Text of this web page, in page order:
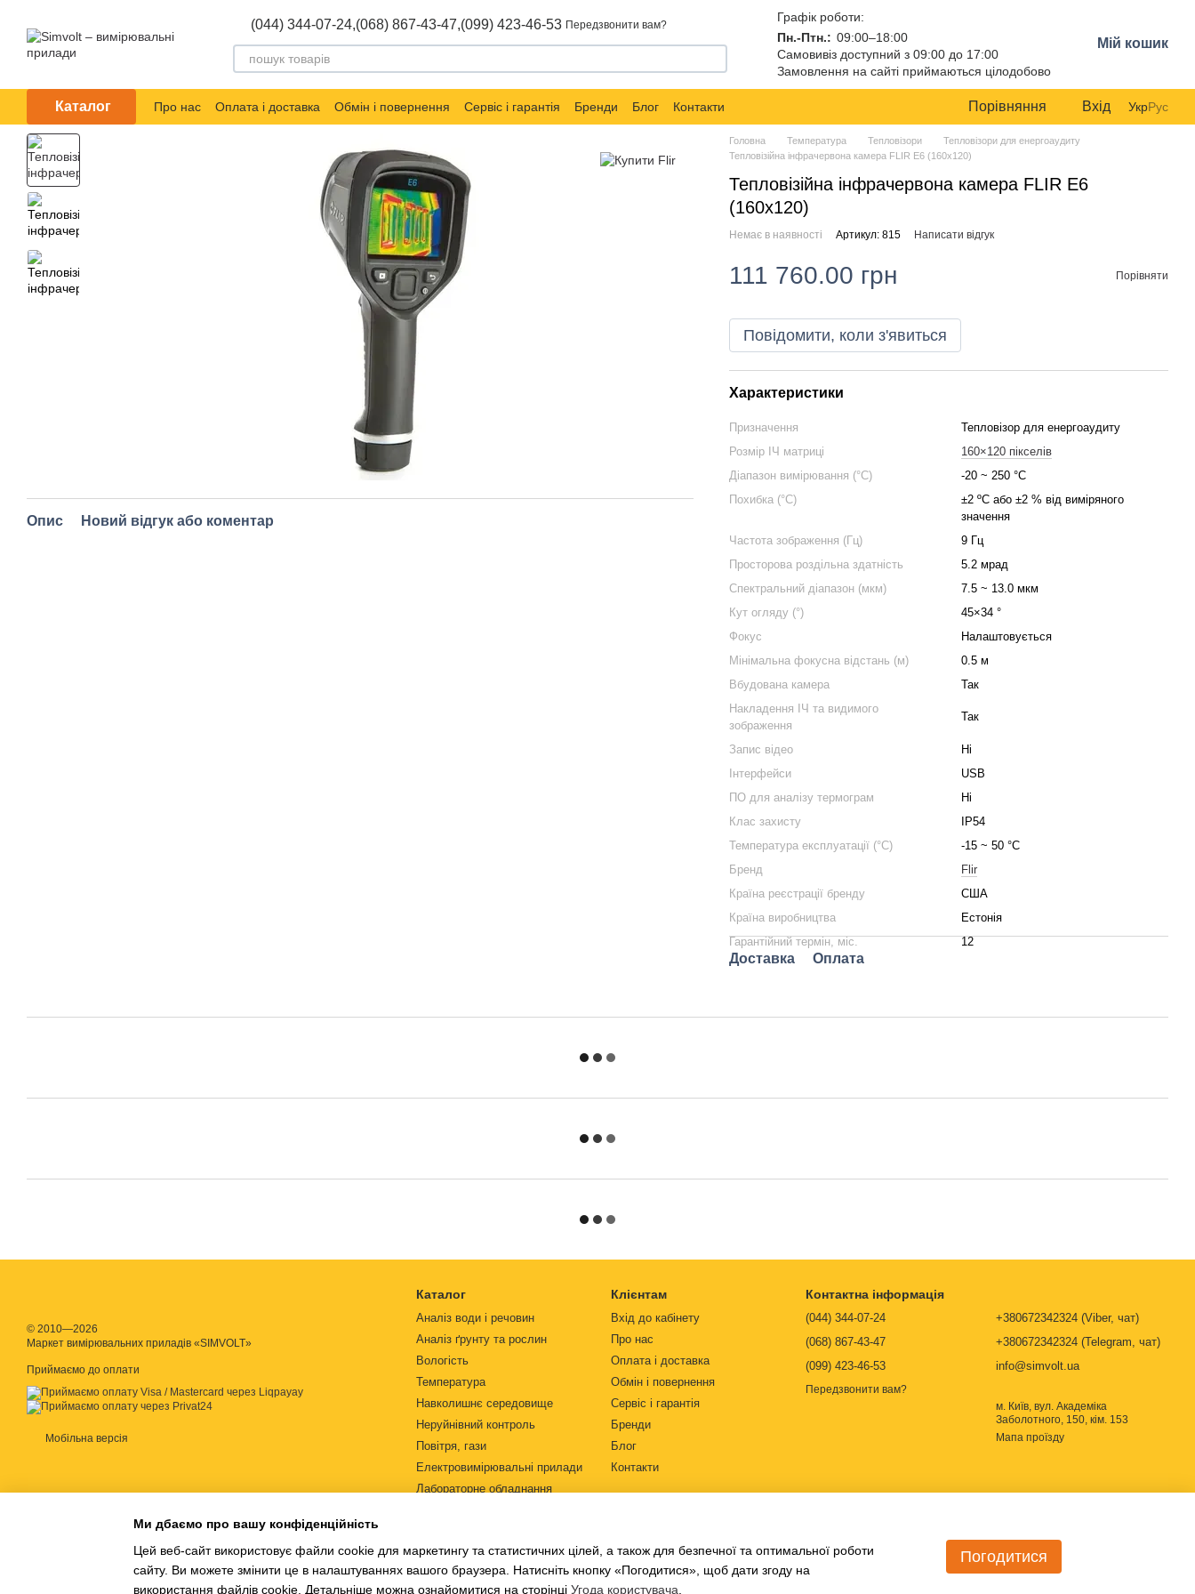
(044) 344-07-24,(068) 867-43-47,(099) 423-46-53 Передзвонити вам?
Графік роботи:
Пн.-Птн.: 09:00–18:00
Самовивіз доступний з 09:00 до 17:00
Замовлення на сайті приймаються цілодобово
Мій кошик
Каталог Про нас Оплата і доставка Обмін і повернення Сервіс і гарантія Бренди Блог Контакти Порівняння Вхід УкрРус
Опис Новий відгук або коментар
Головна Температура Тепловізори
Тепловізори для енергоаудиту
Тепловізійна інфрачервона камера FLIR Е6 (160x120)
Тепловізійна інфрачервона камера FLIR Е6
(160x120)
Немає в наявності Артикул: 815 Написати відгук
111 760.00 грн Порівняти
Повідомити, коли з'явиться
Характеристики
Призначення
Тепловізор для енергоаудиту
Розмір ІЧ матриці
160×120 пікселів
Діапазон вимірювання (°C)
-20 ~ 250 °C
Похибка (°C)
±2 ºC або ±2 % від виміряного
значення
Частота зображення (Гц)
9 Гц
Просторова роздільна здатність
5.2 мрад
Спектральний діапазон (мкм)
7.5 ~ 13.0 мкм
Кут огляду (°)
45×34 °
Фокус
Налаштовується
Мінімальна фокусна відстань (м)
0.5 м
Вбудована камера
Так
Накладення ІЧ та видимого
зображення
Так
Запис відео
Ні
Інтерфейси
USB
ПО для аналізу термограм
Ні
Клас захисту
IP54
Температура експлуатації (°C)
-15 ~ 50 °C
Бренд
Flir
Країна реєстрації бренду
США
Країна виробництва
Естонія
Гарантійний термін, міс.
12
Доставка Оплата
© 2010—2026
Маркет вимірювальних приладів «SIMVOLT»
Приймаємо до оплати
Мобільна версія
Каталог
Аналіз води і речовин
Аналіз ґрунту та рослин
Вологість
Температура
Навколишнє середовище
Неруйнівний контроль
Повітря, гази
Електровимірювальні прилади
Лабораторне обладнання
Ph-метри
Клієнтам
Вхід до кабінету
Про нас
Оплата і доставка
Обмін і повернення
Сервіс і гарантія
Бренди
Блог
Контакти
Контактна інформація
(044) 344-07-24
(068) 867-43-47
(099) 423-46-53
Передзвонити вам?
+380672342324 (Viber, чат)
+380672342324 (Telegram, чат)
info@simvolt.ua
м. Київ, вул. Академіка
Заболотного, 150, кім. 153
Мапа проїзду
Ми дбаємо про вашу конфіденційність
Цей веб-сайт використовує файли cookie для маркетингу та статистичних цілей, а також для безпечної та оптимальної роботи
сайту. Ви можете змінити це в налаштуваннях вашого браузера. Натисніть кнопку «Погодитися», щоб дати згоду на
використання файлів cookie. Детальніше можна ознайомитися на сторінці Угода користувача
Погодитися